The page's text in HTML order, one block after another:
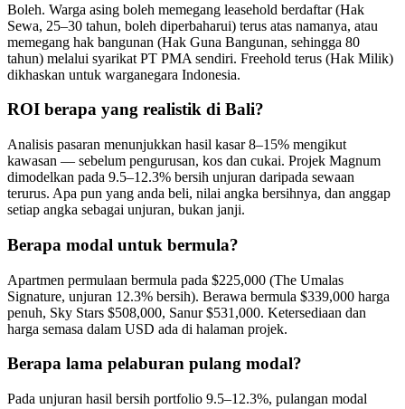
Boleh. Warga asing boleh memegang leasehold berdaftar (Hak
Sewa, 25–30 tahun, boleh diperbaharui) terus atas namanya, atau
memegang hak bangunan (Hak Guna Bangunan, sehingga 80
tahun) melalui syarikat PT PMA sendiri. Freehold terus (Hak Milik)
dikhaskan untuk warganegara Indonesia.
ROI berapa yang realistik di Bali?
Analisis pasaran menunjukkan hasil kasar 8–15% mengikut
kawasan — sebelum pengurusan, kos dan cukai. Projek Magnum
dimodelkan pada 9.5–12.3% bersih unjuran daripada sewaan
terurus. Apa pun yang anda beli, nilai angka bersihnya, dan anggap
setiap angka sebagai unjuran, bukan janji.
Berapa modal untuk bermula?
Apartmen permulaan bermula pada $225,000 (The Umalas
Signature, unjuran 12.3% bersih). Berawa bermula $339,000 harga
penuh, Sky Stars $508,000, Sanur $531,000. Ketersediaan dan
harga semasa dalam USD ada di halaman projek.
Berapa lama pelaburan pulang modal?
Pada unjuran hasil bersih portfolio 9.5–12.3%, pulangan modal